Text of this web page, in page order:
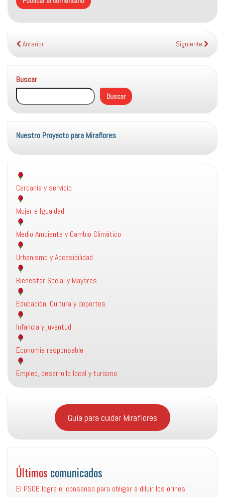
Anterior Siguiente
Buscar
Buscar
Nuestro Proyecto para Miraflores
Cercanía y servicio
Mujer e Igualdad
Medio Ambiente y Cambio Climático
Urbanismo y Accesibilidad
Bienestar Social y Mayores.
Educación, Cultura y deportes
Infancia y juventud
Economía responsable
Empleo, desarrollo local y turismo.
Guía para cuidar Miraflores
Últimos comunicados
El PSOE logra el consenso para obligar a diluir los orines